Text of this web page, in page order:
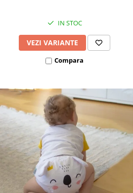
IN STOC
VEZI VARIANTE
Compara